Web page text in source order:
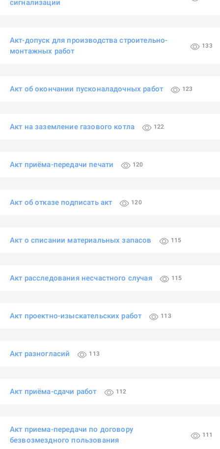
сигнализации
Акт-допуск для производства строительно-
монтажных работ
133
Акт об окончании пусконаладочных работ 123
Акт на заземление газового котла 122
Акт приёма-передачи печати 120
Акт об отказе подписать акт 120
Акт о списании материальных запасов 115
Акт расследования несчастного случая 115
Акт проектно-изыскательских работ 113
Акт разногласий 113
Акт приёма-сдачи работ 112
Акт приема-передачи по договору
безвозмездного пользования
111